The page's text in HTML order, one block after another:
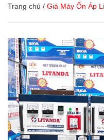
Trang chủ / Giá Máy Ổn Áp